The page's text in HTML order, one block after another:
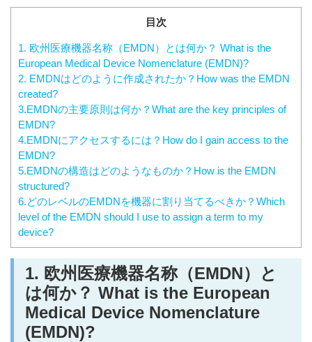
目次
1. 欧州医療機器名称（EMDN）とは何か？ What is the
European Medical Device Nomenclature (EMDN)?
2. EMDNはどのように作成されたか？How was the EMDN
created?
3.EMDNの主要原則は何か？What are the key principles of
EMDN?
4.EMDNにアクセスするには？How do I gain access to the
EMDN?
5.EMDNの構造はどのようなものか？How is the EMDN
structured?
6.どのレベルのEMDNを機器に割り当てるべきか？Which
level of the EMDN should I use to assign a term to my
device?
1. 欧州医療機器名称（EMDN）と
は何か？ What is the European
Medical Device Nomenclature
(EMDN)?